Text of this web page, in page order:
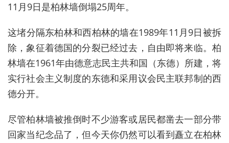
11月9日是柏林墙倒塌25周年。
这堵分隔东柏林和西柏林的墙在1989年11月9日被拆
除，象征着德国的分裂已经过去，自由即将来临。柏
林墙在1961年由德意志民主共和国（东德）所建，将
实行社会主义制度的东德和采用议会民主联邦制的西
德分开。
尽管柏林墙被推倒时不少游客或居民都凿去一部分带
回家当纪念品了，但今天你仍然可以看到矗立在柏林